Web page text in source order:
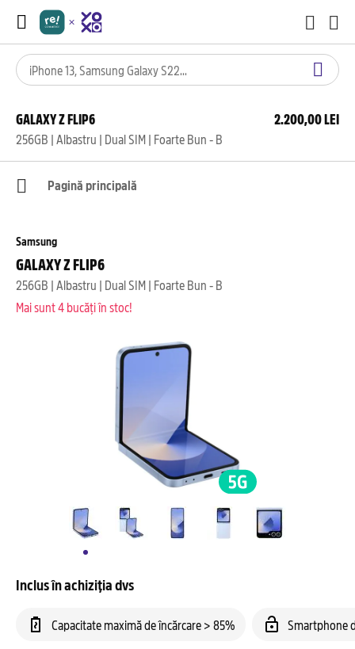
GALAXY Z FLIP6
256GB | Albastru | Dual SIM | Foarte Bun - B
2.200,00 LEI
Pagină principală
Samsung
GALAXY Z FLIP6
256GB | Albastru | Dual SIM | Foarte Bun - B
Mai sunt 4 bucăți în stoc!
Inclus în achiziția dvs
Capacitate maximă de încărcare > 85% Smartphone